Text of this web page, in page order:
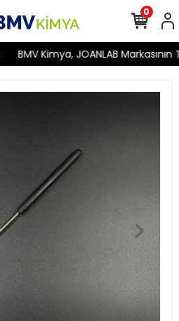
BMV Kimya, JOANLAB
0